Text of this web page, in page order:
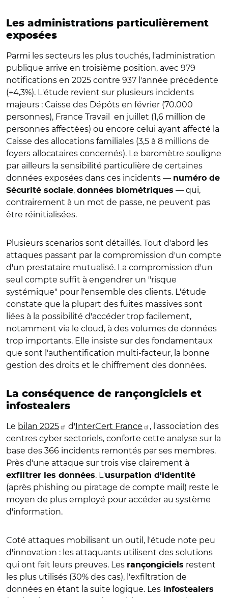
Les administrations particulièrement
exposées
Parmi les secteurs les plus touchés, l'administration
publique arrive en troisième position, avec 979
notifications en 2025 contre 937 l'année précédente
(+4,3%). L'étude revient sur plusieurs incidents
majeurs : Caisse des Dépôts en février (70.000
personnes), France Travail
en juillet (1,6 million de
personnes affectées) ou encore celui ayant affecté la
Caisse des allocations familiales (3,5 à 8 millions de
foyers allocataires concernés). Le baromètre souligne
par ailleurs la sensibilité particulière de certaines
données exposées dans ces incidents — numéro de
Sécurité sociale, données biométriques — qui,
contrairement à un mot de passe, ne peuvent pas
être réinitialisées.
Plusieurs scenarios sont détaillés. Tout d'abord les
attaques passant par la compromission d'un compte
d'un prestataire mutualisé. La compromission d'un
seul compte suffit à engendrer un "risque
systémique" pour l'ensemble des clients. L'étude
constate que la plupart des fuites massives sont
liées à la possibilité d'accéder trop facilement,
notamment via le cloud, à des volumes de données
trop importants. Elle insiste sur des fondamentaux
que sont l'authentification multi-facteur, la bonne
gestion des droits et le chiffrement des données.
La conséquence de rançongiciels et
infostealers
Le bilan 2025 d'InterCert France
, l'association des
centres cyber sectoriels, conforte cette analyse sur la
base des 366 incidents remontés par ses membres.
Près d'une attaque sur trois vise clairement à
exfiltrer les données. L'usurpation d'identité
(après phishing ou piratage de compte mail) reste le
moyen de plus employé pour accéder au système
d'information.
Coté attaques mobilisant un outil, l'étude note peu
d'innovation : les attaquants utilisent des solutions
qui ont fait leurs preuves. Les rançongiciels restent
les plus utilisés (30% des cas), l'exfiltration de
données en étant la suite logique. Les infostealers